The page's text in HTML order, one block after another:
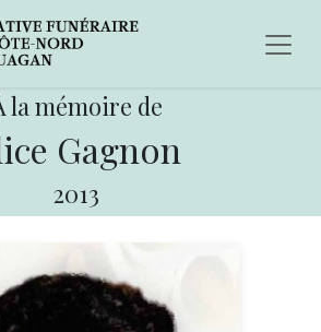
la mémoire de
Gagnon
2013